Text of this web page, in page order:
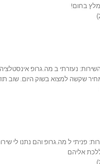
בחום!
נעזרתי ב מה.גרופ אינסטלציה
שקשה למצוא בשוק היום. שוב
פניתי ל מה.גרופ והם נתנו לי
אליהם